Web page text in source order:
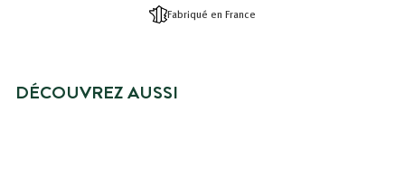
Fabriqué en France
DÉCOUVREZ AUSSI